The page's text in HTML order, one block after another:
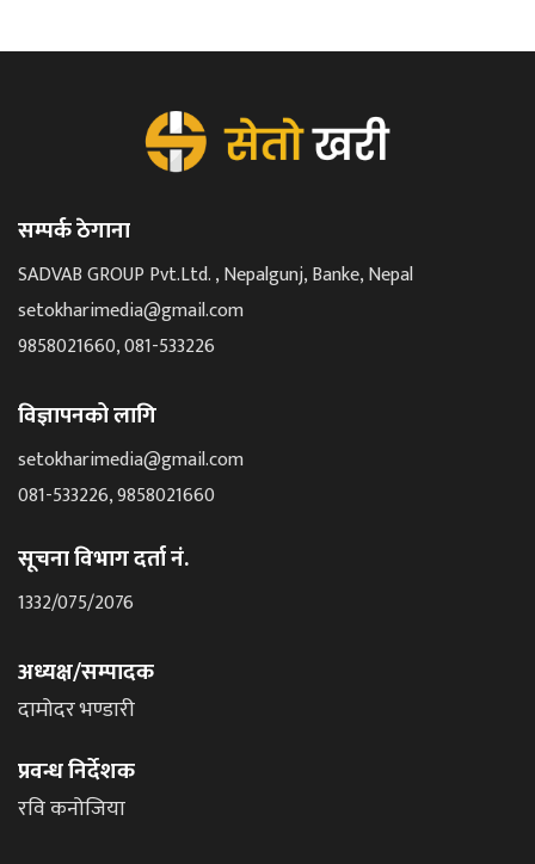
सम्पर्क ठेगाना
SADVAB GROUP Pvt.Ltd. , Nepalgunj, Banke, Nepal
setokharimedia@gmail.com
9858021660, 081-533226
विज्ञापनको लागि
setokharimedia@gmail.com
081-533226, 9858021660
सूचना विभाग दर्ता नं.
1332/075/2076
अध्यक्ष/सम्पादक
दामोदर भण्डारी
प्रवन्ध निर्देशक
रवि कनोजिया